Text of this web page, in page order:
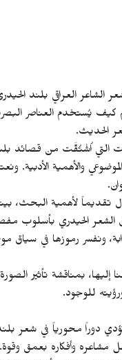
العراقي بلند
العناصر البصرية
الحديث.
التي اُشْتُقَّت من قصائد
والأهمية
لأهمية البحث، بينما
الشعر الحيدري بأسلوب
ونفسر رموزها في سياق
بمناقشة تأثير
للوجود.
تؤدي دوراً محورياً في شعر
مشاعره وأفكاره بعمق